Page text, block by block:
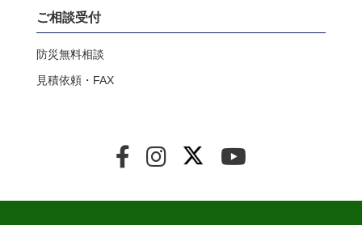
ご相談受付
防災無料相談
見積依頼・FAX